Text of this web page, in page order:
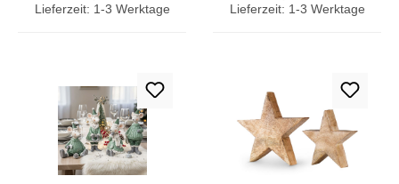
Lieferzeit: 1-3 Werktage Lieferzeit: 1-3 Werktage